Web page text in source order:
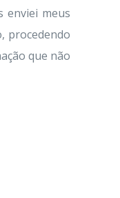
enviei meus
procedendo
que não